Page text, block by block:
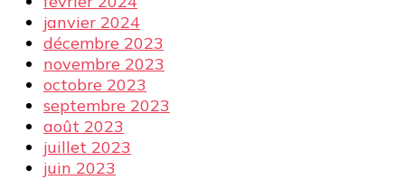
janvier 2024
décembre 2023
novembre 2023
octobre 2023
septembre 2023
août 2023
juillet 2023
juin 2023